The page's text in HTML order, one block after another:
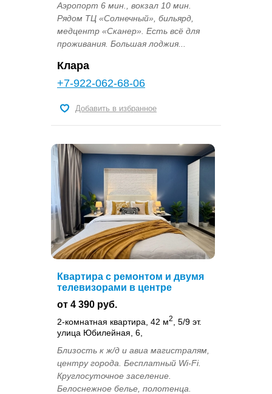
Аэропорт 6 мин., вокзал 10 мин.
Рядом ТЦ «Солнечный», бильярд,
медцентр «Сканер». Есть всё для
проживания. Большая лоджия...
Клара
+7-922-062-68-06
Добавить в избранное
Квартира с ремонтом и двумя
телевизорами в центре
от 4 390 руб.
2-комнатная квартира, 42 м2
, 5/9 эт.
улица Юбилейная, 6,
Близость к ж/д и авиа магистралям,
центру города. Бесплатный Wi-Fi.
Круглосуточное заселение.
Белоснежное белье, полотенца.